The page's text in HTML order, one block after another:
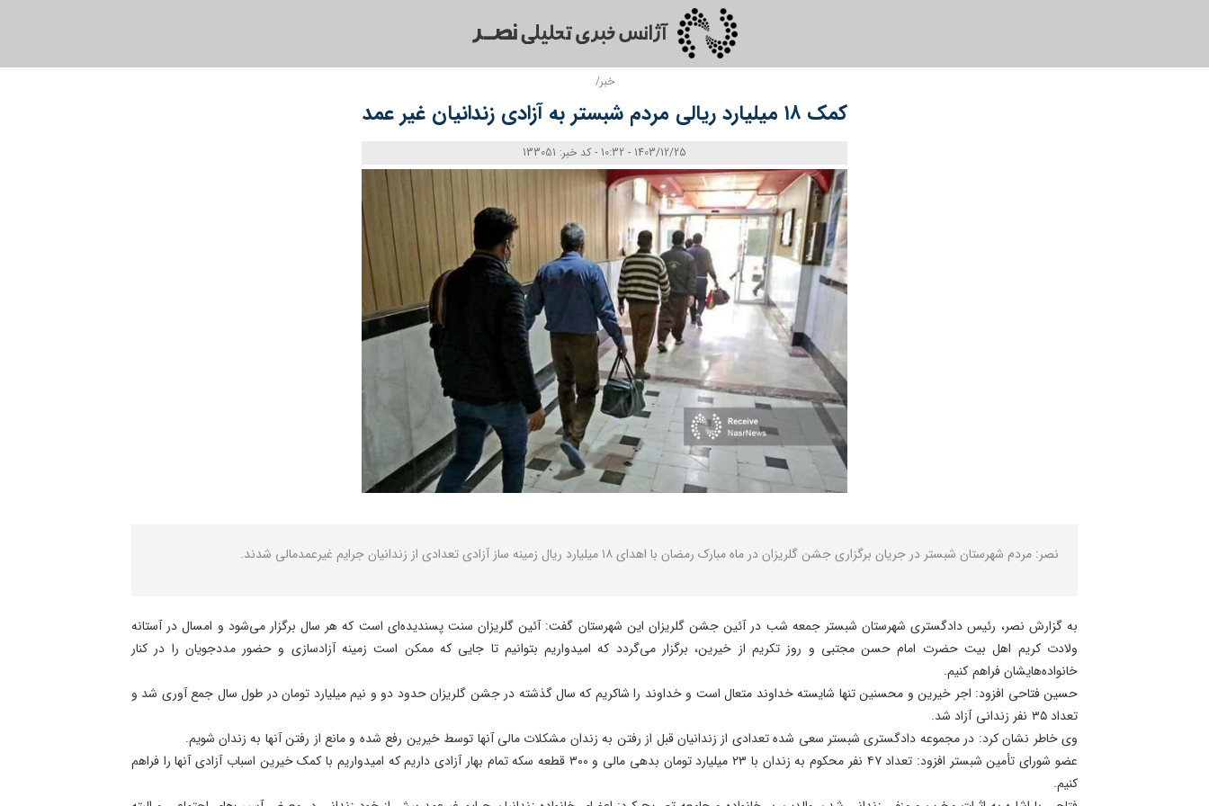
خبر/
کمک ۱۸ میلیارد ریالی مردم شبستر به آزادی زندانیان غیر عمد
1403/12/25 - 10:32 - کد خبر: 133051
نصر: مردم شهرستان شبستر در جریان برگزاری جشن گلریزان در ماه مبارک رمضان با اهدای ۱۸ میلیارد ریال زمینه ساز آزادی تعدادی از زندانیان جرایم غیرعمدمالی شدند.
به گزارش نصر، رئیس دادگستری شهرستان شبستر جمعه شب در آئین جشن گلریزان این شهرستان گفت: آئین گلریزان سنت پسندیده‌ای است که هر سال برگزار می‌شود و امسال در آستانه
ولادت کریم اهل بیت حضرت امام حسن مجتبی و روز تکریم از خیرین، برگزار می‌گردد که امیدواریم بتوانیم تا جایی که ممکن است زمینه آزادسازی و حضور مددجویان را در کنار
خانواده‌هایشان فراهم کنیم.
حسین فتاحی افزود: اجر خیرین و محسنین تنها شایسته خداوند متعال است و خداوند را شاکریم که سال گذشته در جشن گلریزان حدود دو و نیم میلیارد تومان در طول سال جمع آوری شد و
تعداد ۳۵ نفر زندانی آزاد شد.
وی خاطر نشان کرد: در مجموعه دادگستری شبستر سعی شده تعدادی از زندانیان قبل از رفتن به زندان مشکلات مالی آنها توسط خیرین رفع شده و مانع از رفتن آنها به زندان شویم.
عضو شورای تأمین شبستر افزود: تعداد ۴۷ نفر محکوم به زندان با ۲۳ میلیارد تومان بدهی مالی و ۳۰۰ قطعه سکه تمام بهار آزادی داریم که امیدواریم با کمک خیرین اسباب آزادی آنها را فراهم
کنیم.